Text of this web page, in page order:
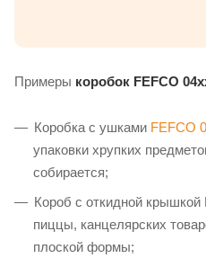
Примеры коробок FEFCO
Коробка с ушками FEFCO
упаковки хрупких
собирается;
Короб с откидной крышкой
пиццы, канцелярских
плоской формы;